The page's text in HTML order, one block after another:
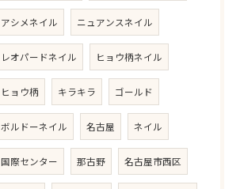
アシメネイル ニュアンスネイル
レオパードネイル ヒョウ柄ネイル
ヒョウ柄 キラキラ ゴールド
ボルドーネイル 名古屋 ネイル
国際センター 那古野 名古屋市西区